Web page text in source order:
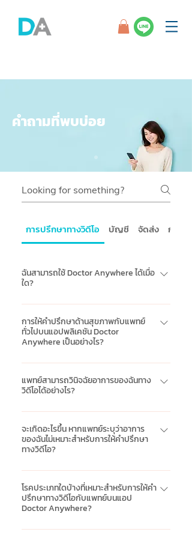
คำถามที่พบบ่อย
การปรึกษาทางวิดีโอ บัญชี จัดส่ง การจ่า
ฉันสามารถใช้ Doctor Anywhere ได้เมื่อ
ใด?
บริการให้คำปรึกษาทางวิดีโอได้ 24 ชั่วโมง และ
ตามนัดหมาย และบริการจัดส่งของเรา เปิดให้
บริการตั้งแต่เวลา 09:00 น. - 17:00 น.
ยกเว้นเสาร์อาทิตย์ และวันหยุดนักขัตฤกษ์
อย่างไรก็ตามหากคุณไม่เข้าพบแพทย์ตามนัด
ภายในห้านาที คุณยังคงมีตัวเลือกในการจัด
ตารางเวลาการนัดหมายได้ในภายหลัง
การให้คำปรึกษาด้านสุขภาพกับแพทย์
ทั่วไปบนแอปพลิเคชัน Doctor
Anywhere เป็นอย่างไร?
คุณสามารถรับคำปรึกษาจากแพทย์ทางวิดีโอ
บนแพลตฟอร์มของเรา ในการวินิจฉัยและการ
รักษาโรคทั่วไป เช่น ไอ หวัด ไข้หวัดใหญ่ ท้อง
เสีย ฯลฯ หากแพทย์เห็นควรว่าเหมาะสม ก่อน
การให้คำปรึกษาแต่ละครั้งคุณจะต้องกรอก
แบบสำรวจการให้คำปรึกษาล่วงหน้าให้
เรียบร้อย รวมถึงคำถามเกี่ยวกับอาการและ
ของเราไม่สามารถให้บริการโรคหรืออาการที่
รุนแรง (เช่น โรคหอบ อาการเจ็บปวดอย่าง
รุนแรงหรือถาวร หัวใจหยุดเต้น) กรณีที่ต้อง
แพทย์สามารถวินิจฉัยอาการของฉันทาง
วิดีโอได้อย่างไร?
แพทย์ที่มีประสบการณ์และมีคุณสมบัติ
สามารถวินิจฉัยอาการเจ็บป่วยทั่วไปที่ไม่เร่ง
ด่วนผ่านทางการให้คำปรึกษาทางวิดีโอได้ ซึ่ง
ประเมินประวัติอาการของคุณในปัจจุบัน และ
โดยการพูดคุยกับคุณ อย่างไรก็ตามสำหรับ
การตรวจสอบที่ต้องการการประเมินทาง
กายภาพ แพทย์อาจขอให้ผู้ป่วยทำการประเมิน
อาการเหล่านั้นด้วยคำแนะนำของแพทย์ เช่น
จะเกิดอะไรขึ้น หากแพทย์ระบุว่าอาการ
ของฉันไม่เหมาะสำหรับการให้คำปรึกษา
ทางวิดีโอ?
หากแพทย์ระบุว่าอาการของคุณไม่เหมาะสม
สำหรับการให้คำปรึกษาทางวิดีโอ แพทย์
จะแจ้งให้คุณทราบและแนะนำให้คุณหาวิธีการ
ติดตามผลที่เหมาะสม ซึ่งคำแนะนำเหล่านี้อาจ
รวมถึง: การไปพบแพทย์เพื่อรับการปรึกษา
โรคประเภทใดบ้างที่เหมาะสำหรับการให้คำ
ปรึกษาทางวิดีโอกับแพทย์บนแอป
Doctor Anywhere?
มีโรคเจ็บป่วยทั่วไปและโรคเรื้อรังมากมายที่